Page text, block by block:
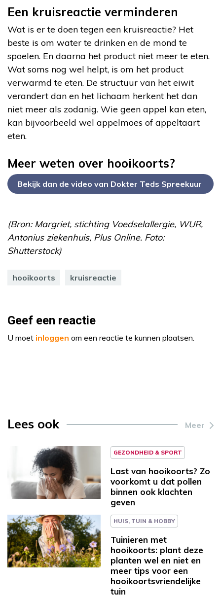
Een kruisreactie verminderen
Wat is er te doen tegen een kruisreactie? Het
beste is om water te drinken en de mond te
spoelen. En daarna het product niet meer te eten.
Wat soms nog wel helpt, is om het product
verwarmd te eten. De structuur van het eiwit
verandert dan en het lichaam herkent het dan
niet meer als zodanig. Wie geen appel kan eten,
kan bijvoorbeeld wel appelmoes of appeltaart
eten.
Meer weten over hooikoorts?
Bekijk dan de video van Dokter Teds Spreekuur
(Bron: Margriet, stichting Voedselallergie, WUR,
Antonius ziekenhuis, Plus Online. Foto:
Shutterstock)
hooikoorts kruisreactie
Geef een reactie
U moet inloggen om een reactie te kunnen plaatsen.
Lees ook Meer
GEZONDHEID & SPORT
Last van hooikoorts? Zo
voorkomt u dat pollen
binnen ook klachten
geven
HUIS, TUIN & HOBBY
Tuinieren met
hooikoorts: plant deze
planten wel en niet en
meer tips voor een
hooikoortsvriendelijke
tuin